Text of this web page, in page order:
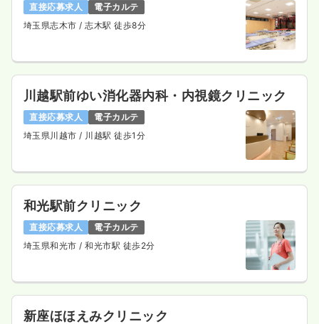
直接応募求人
電子カルテ
埼玉県志木市/ 志木駅 徒歩8分
川越駅前ゆい消化器内科・内視鏡クリニック
直接応募求人
電子カルテ
埼玉県川越市/ 川越駅 徒歩1分
和光駅前クリニック
直接応募求人
電子カルテ
埼玉県和光市/ 和光市駅 徒歩2分
新座ほほえみクリニック